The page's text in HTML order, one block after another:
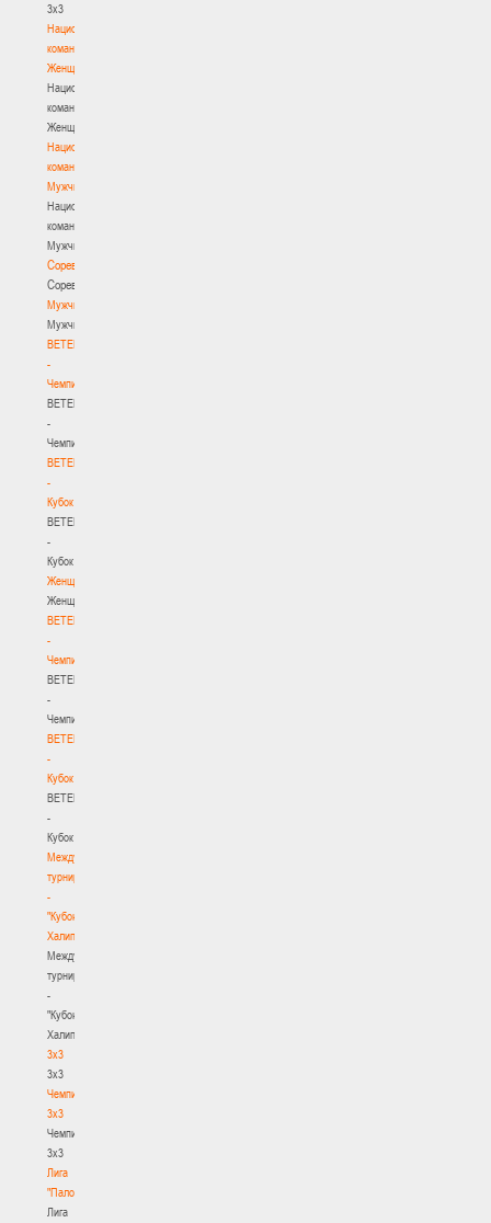
3х3
Национальная
команда.
Женщины
Национальная
команда.
Женщины
Национальная
команда.
Мужчины
Национальная
команда.
Мужчины
Соревнования
Соревнования
Мужчины
Мужчины
BETERA
-
Чемпионат
BETERA
-
Чемпионат
BETERA
-
Кубок
BETERA
-
Кубок
Женщины
Женщины
BETERA
-
Чемпионат
BETERA
-
Чемпионат
BETERA
-
Кубок
BETERA
-
Кубок
Международный
турнир
-
"Кубок
Халипского"
Международный
турнир
-
"Кубок
Халипского"
3x3
3x3
Чемпионат
3х3
Чемпионат
3х3
Лига
"Палова"
Лига